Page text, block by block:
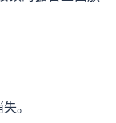
。